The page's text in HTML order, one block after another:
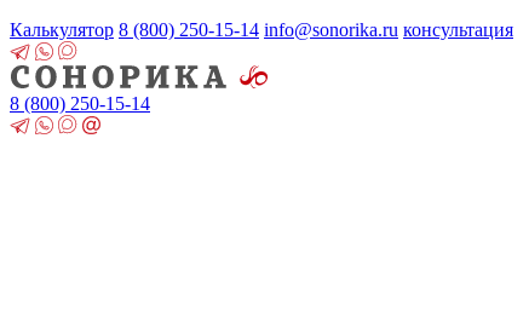
Калькулятор 8 (800) 250-15-14 info@sonorika.ru консультация
8 (800) 250-15-14